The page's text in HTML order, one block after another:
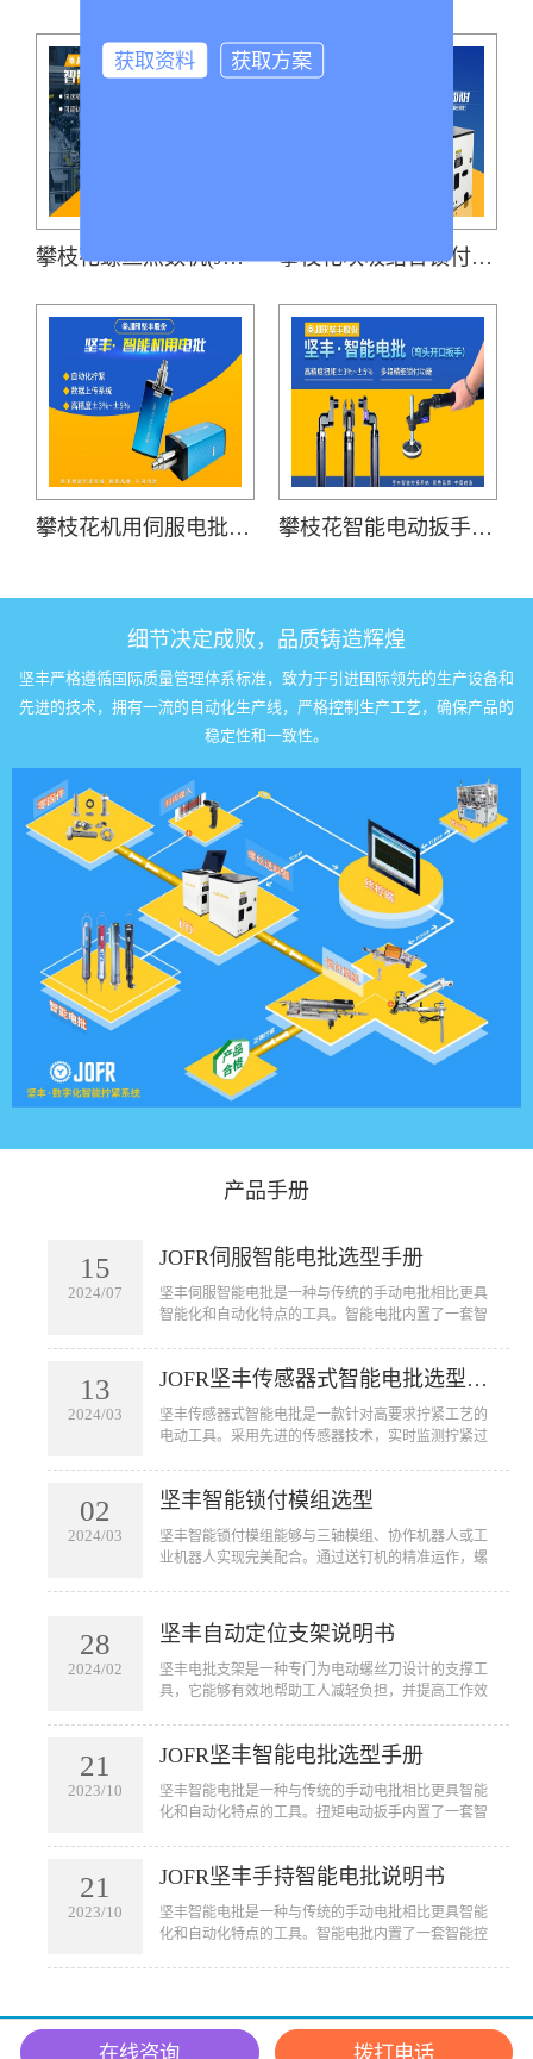
攀枝花螺丝点数机(JF-816DXJ) 攀枝花吹吸结合锁付模组(手持智能电批DP-HDXL-008-W搭载阶梯式自动送钉机)
攀枝花机用伺服电批(SDL-3600) 攀枝花智能电动扳手(DP-HDXL-008-K)
细节决定成败，品质铸造辉煌
坚丰严格遵循国际质量管理体系标准，致力于引进国际领先的生产设备和
先进的技术，拥有一流的自动化生产线，严格控制生产工艺，确保产品的
稳定性和一致性。
产品手册
15
2024/07
JOFR伺服智能电批选型手册
坚丰伺服智能电批是一种与传统的手动电批相比更具
智能化和自动化特点的工具。智能电批内置了一套智
线上，用于拧紧各种大小型号的螺丝。智能电批的应
少由于人为因素引起的误操作和质量问题。
13
2024/03
JOFR坚丰传感器式智能电批选型手册
坚丰传感器式智能电批是一款针对高要求拧紧工艺的
电动工具。采用先进的传感器技术，实时监测拧紧过
量。广泛应用于新能源、光伏、航天航空等高端行业
02
2024/03
坚丰智能锁付模组选型
坚丰智能锁付模组能够与三轴模组、协作机器人或工
业机器人实现完美配合。通过送钉机的精准运作，螺
完全自动化，从而大幅提高了生产效率和操作便捷
性。无论是在大规模生产线还是精密的工业环境中，
一体化固定式拧紧模组都能够凭借其出色的性能和适
应性，为您的生产线带来革命性的改变。
28
2024/02
坚丰自动定位支架说明书
坚丰电批支架是一种专门为电动螺丝刀设计的支撑工
具，它能够有效地帮助工人减轻负担，并提高工作效
不便。
21
2023/10
JOFR坚丰智能电批选型手册
坚丰智能电批是一种与传统的手动电批相比更具智能
化和自动化特点的工具。扭矩电动扳手内置了一套智
线上，用于拧紧各种大小型号的螺丝。扭矩电动扳手
以减少由于人为因素引起的误操作和质量问题。
21
2023/10
JOFR坚丰手持智能电批说明书
坚丰智能电批是一种与传统的手动电批相比更具智能
化和自动化特点的工具。智能电批内置了一套智能控
不仅可以提高工作效率，节省人力成本，还可以减少
由于人为因素引起的误操作和质量问题。
获取资料 获取方案
在线咨询 拨打电话